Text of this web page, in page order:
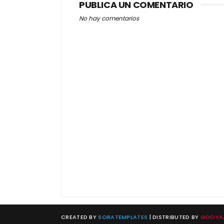
PUBLICA UN COMENTARIO
No hay comentarios
CREATED BYSORATEMPLATES | DISTRIBUTED BY